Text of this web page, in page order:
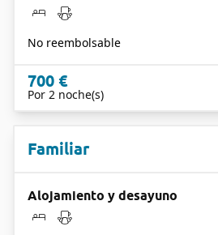
No reembolsable
700 €
Por 2 noche(s)
Familiar
Alojamiento y desayuno